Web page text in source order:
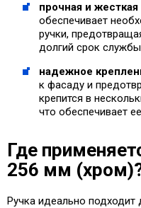
прочная и жесткая
обеспечивает
ручки,
долгий срок
надежное
к фасаду и
крепится в
что обеспечивает
Где
256 мм
Ручка идеально подходит